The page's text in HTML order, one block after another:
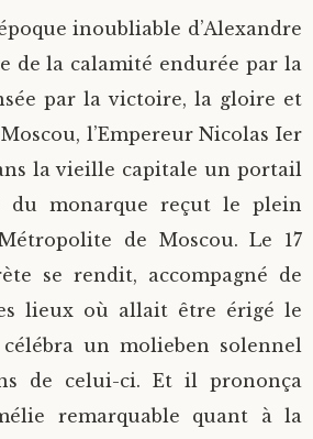
inoubliable d’Alexandre
de la calamité endurée par la
par la victoire, la gloire et
l’Empereur Nicolas Ier
la vieille capitale un portail
du monarque reçut le plein
de Moscou. Le 17
se rendit, accompagné de
lieux où allait être érigé le
un molieben solennel
de celui-ci. Et il prononça
remarquable quant à la